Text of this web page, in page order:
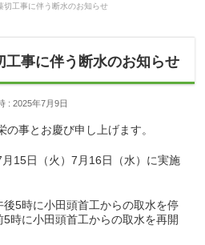
切工事に伴う断水のお知らせ
工事に伴う断水のお知らせ
: 2025年7月9日
事とお慶び申し上げます。
15日（火）7月16日（水）に実施
5時に小田頭首工からの取水を停
時に小田頭首工からの取水を再開